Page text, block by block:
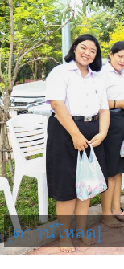
[ดาวน์โหลด]